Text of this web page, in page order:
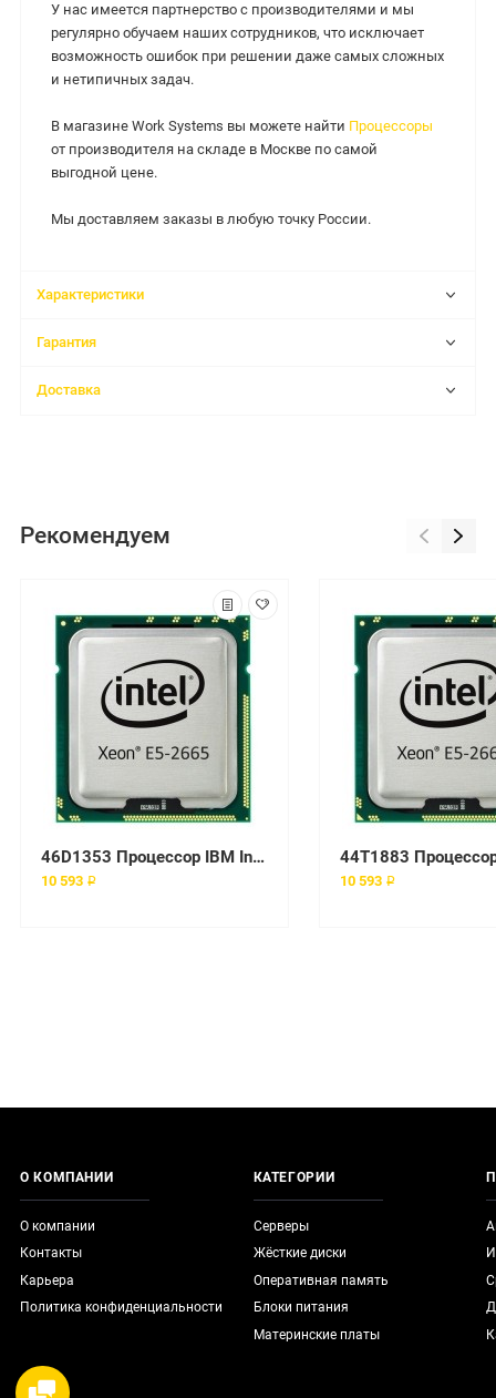
У нас имеется партнерство с производителями и мы
регулярно обучаем наших сотрудников, что исключает
возможность ошибок при решении даже самых сложных
и нетипичных задач.
В магазине Work Systems вы можете найти Процессоры
от производителя на складе в Москве по самой
выгодной цене.
Мы доставляем заказы в любую точку России.
Характеристики
Гарантия
Доставка
Рекомендуем
46D1353 Процессор IBM Intel Xeon E5530 2.40GHz
10 593 ₽ 10 593 ₽
О КОМПАНИИ
О компании
Контакты
Карьера
Политика конфиденциальности
КАТЕГОРИИ
Серверы
Жёсткие диски
Оперативная память
Блоки питания
Материнские платы